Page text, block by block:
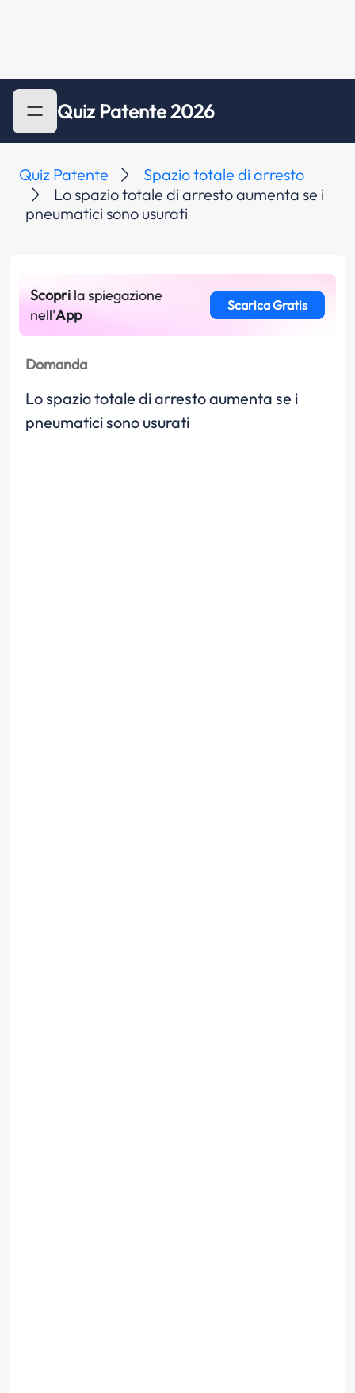
Quiz Patente 2026
Quiz Patente
Spazio totale di arresto
Lo spazio totale di arresto aumenta se i
pneumatici sono usurati
Scopri la spiegazione
nell'App
Scarica Gratis
Domanda
Lo spazio totale di arresto aumenta se i
pneumatici sono usurati